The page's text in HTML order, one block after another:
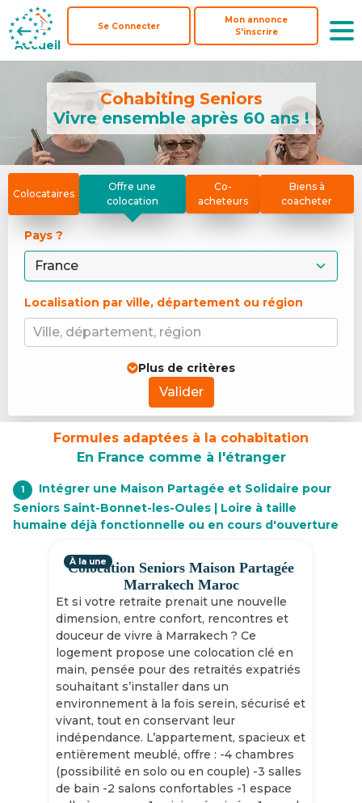
Accueil
Se Connecter
Mon annonce
S'inscrire
Accueil
Se Connecter
Mon annonce
S'inscrire
Cohabiting Seniors
Vivre ensemble après 60 ans !
Colocataires
Offre une
colocation
Co-
acheteurs
Biens à
coacheter
Pays ?
Localisation par ville, département ou région
Ville, département, région
Plus de critères
Valider
Formules adaptées à la cohabitation
En France comme à l'étranger
1
Intégrer une Maison Partagée et Solidaire pour
Seniors Saint-Bonnet-les-Oules | Loire à taille
humaine déjà fonctionnelle ou en cours d'ouverture
Colocation Seniors Maison Partagée
Marrakech Maroc
Et si votre retraite prenait une nouvelle
dimension, entre confort, rencontres et
douceur de vivre à Marrakech ? Ce
logement propose une colocation clé en
main, pensée pour des retraités expatriés
souhaitant s’installer dans un
environnement à la fois serein, sécurisé et
vivant, tout en conservant leur
indépendance. L’appartement, spacieux et
entièrement meublé, offre : -4 chambres
(possibilité en solo ou en couple) -3 salles
de bain -2 salons confortables -1 espace
À la une